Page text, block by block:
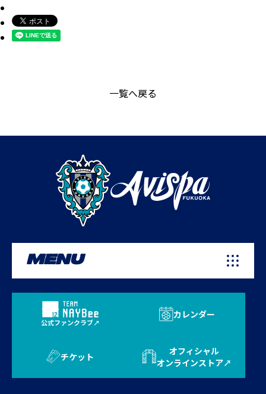
一覧へ戻る
MENU
公式ファンクラブ
カレンダー
チケット
オフィシャル
オンラインストア